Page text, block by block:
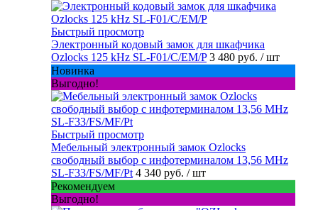
Быстрый просмотр
Электронный кодовый замок для шкафчика
Ozlocks 125 kHz SL-F01/C/EM/P 3 480 руб. / шт
Новинка
Выгодно!
Быстрый просмотр
Мебельный электронный замок Ozlocks
свободный выбор с инфотерминалом 13,56 MHz
SL-F33/FS/MF/Pt 4 340 руб. / шт
Рекомендуем
Выгодно!